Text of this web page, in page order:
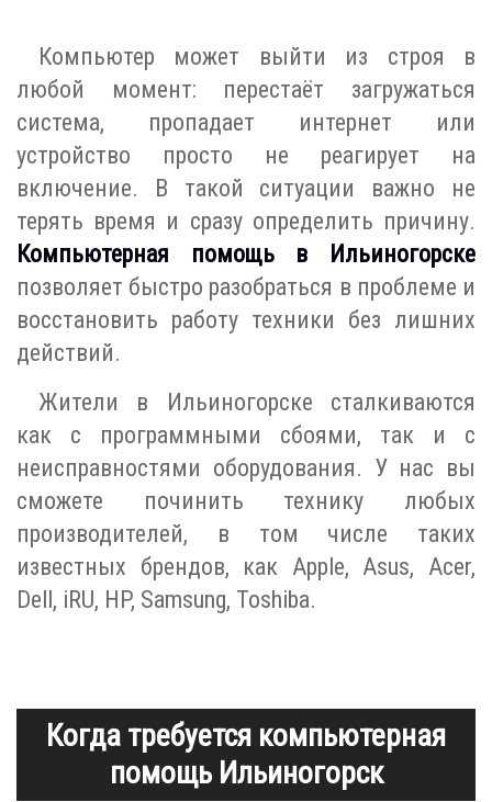
Компьютер может выйти из строя в
любой момент: перестаёт загружаться
система, пропадает интернет или
устройство просто не реагирует на
включение. В такой ситуации важно не
терять время и сразу определить причину.
Компьютерная помощь в Ильиногорске
позволяет быстро разобраться в проблеме и
восстановить работу техники без лишних
действий.
Жители в Ильиногорске сталкиваются
как с программными сбоями, так и с
неисправностями оборудования. У нас вы
сможете починить технику любых
производителей, в том числе таких
известных брендов, как Apple, Asus, Acer,
Dell, iRU, HP, Samsung, Toshiba.
Когда требуется компьютерная
помощь Ильиногорск